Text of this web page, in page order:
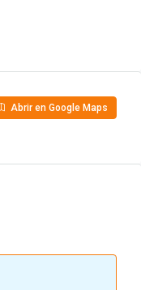
Abrir en Google Maps